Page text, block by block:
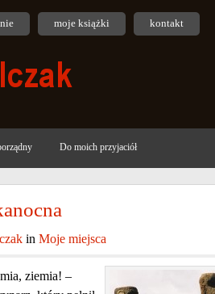
moje książki kontakt
Do moich przyjaciół
in Moje miejsca
ziemia! –